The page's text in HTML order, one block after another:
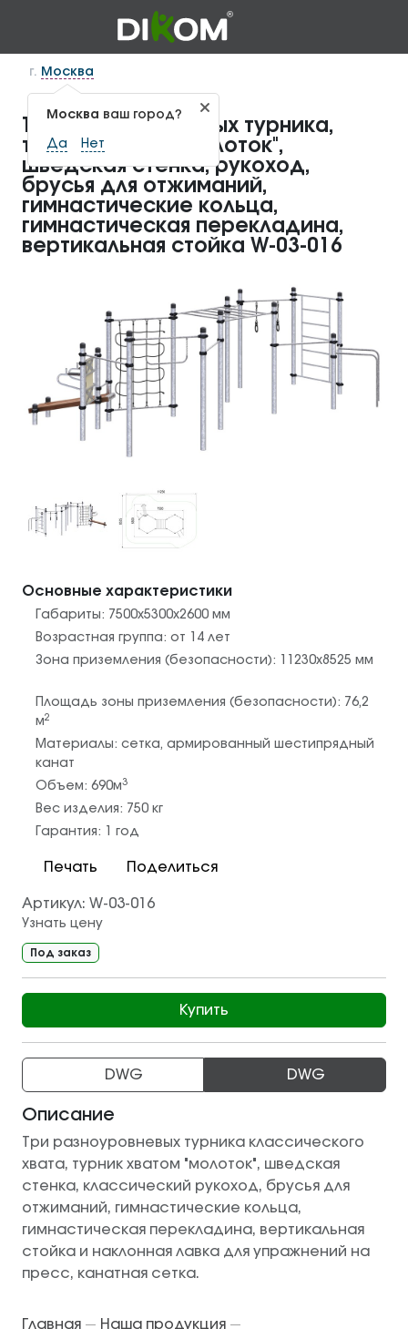
г. Москва
Москва ваш город?
Да Нет
Три разноуровневых турника,
турник хватом "молоток",
шведская стенка, рукоход,
брусья для отжиманий,
гимнастические кольца,
гимнастическая перекладина,
вертикальная стойка W-03-016
Основные характеристики
Габариты: 7500x5300x2600 мм
Возрастная группа: от 14 лет
Зона приземления (безопасности):
11230х8525 мм
Площадь зоны приземления (безопасности): 76,2
м2
Материалы: сетка, армированный шестипрядный
канат
Объем: 690м3
Вес изделия: 750 кг
Гарантия:
1 год
Печать Поделиться
Артикул: W-03-016
Узнать цену
Под заказ
Купить
DWG DWG
Описание
Три разноуровневых турника классического
хвата, турник хватом "молоток", шведская
стенка, классический рукоход, брусья для
отжиманий, гимнастические кольца,
гимнастическая перекладина, вертикальная
стойка и наклонная лавка для упражнений на
пресс, канатная сетка.
Главная — Наша продукция —